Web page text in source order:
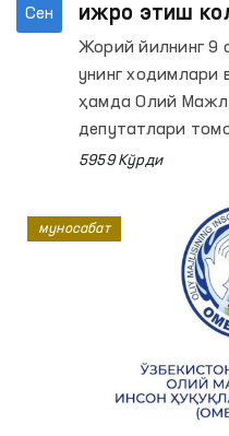
Сен
ижро этиш
маҳкумдан
Жорий йилнинг 9
унинг ходимлари
ҳамда Олий
депутатлари
11-сон Жазони
колонияда жазо
Даулетмурат
қонунчиликда
учрашилиб,
5959 Кўрди
муносабат